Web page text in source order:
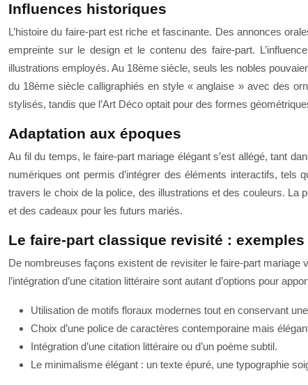
Influences historiques
L’histoire du faire-part est riche et fascinante. Des annonces
empreinte sur le design et le contenu des faire-part.
illustrations employés. Au 18ème siècle, seuls les nobles
du 18ème siècle calligraphiés en style « anglaise » avec des
stylisés, tandis que l’Art Déco optait pour des formes
Adaptation aux époques
Au fil du temps, le faire-part mariage élégant s’est allégé, tant
numériques ont permis d’intégrer des éléments interactifs, tels
travers le choix de la police, des illustrations et des couleurs. La
et des cadeaux pour les futurs mariés.
Le faire-part classique revisité :
De nombreuses façons existent de revisiter le faire-part mariage
l’intégration d’une citation littéraire sont autant d’options pour
Utilisation de motifs floraux modernes tout en conservant
Choix d’une police de caractères contemporaine mais
Intégration d’une citation littéraire ou d’un poème subtil.
Le minimalisme élégant : un texte épuré, une typographie